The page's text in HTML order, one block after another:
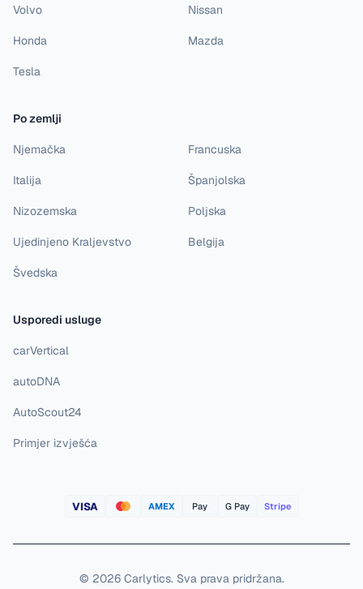
Volvo Nissan
Honda Mazda
Tesla
Po zemlji
Njemačka Francuska
Italija Španjolska
Nizozemska Poljska
Ujedinjeno Kraljevstvo Belgija
Švedska
Usporedi usluge
carVertical
autoDNA
AutoScout24
Primjer izvješća
VISA AMEX Pay G Pay Stripe
© 2026 Carlytics. Sva prava pridržana.